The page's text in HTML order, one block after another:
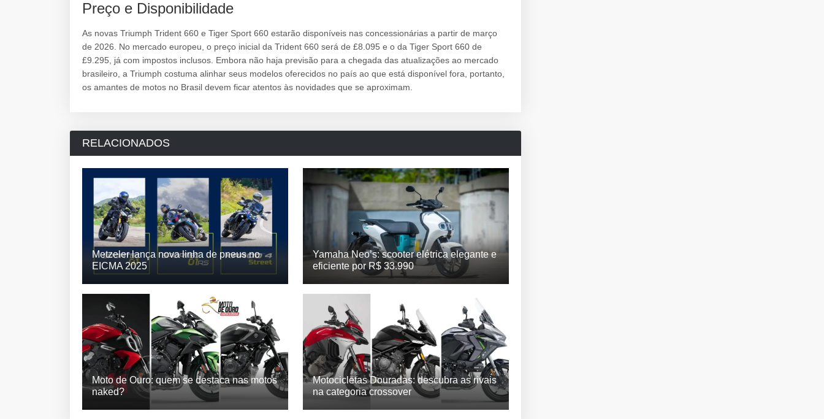
Preço e Disponibilidade
As novas Triumph Trident 660 e Tiger Sport 660 estarão disponíveis nas concessionárias a partir de março
de 2026. No mercado europeu, o preço inicial da Trident 660 será de £8.095 e o da Tiger Sport 660 de
£9.295, já com impostos inclusos. Embora não haja previsão para a chegada das atualizações ao mercado
brasileiro, a Triumph costuma alinhar seus modelos oferecidos no país ao que está disponível fora, portanto,
os amantes de motos no Brasil devem ficar atentos às novidades que se aproximam.
RELACIONADOS
Metzeler lança nova linha de pneus no
EICMA 2025
Yamaha Neo’s: scooter elétrica elegante e
eficiente por R$ 33.990
Moto de Ouro: quem se destaca nas motos
naked?
Motocicletas Douradas: descubra as rivais
na categoria crossover